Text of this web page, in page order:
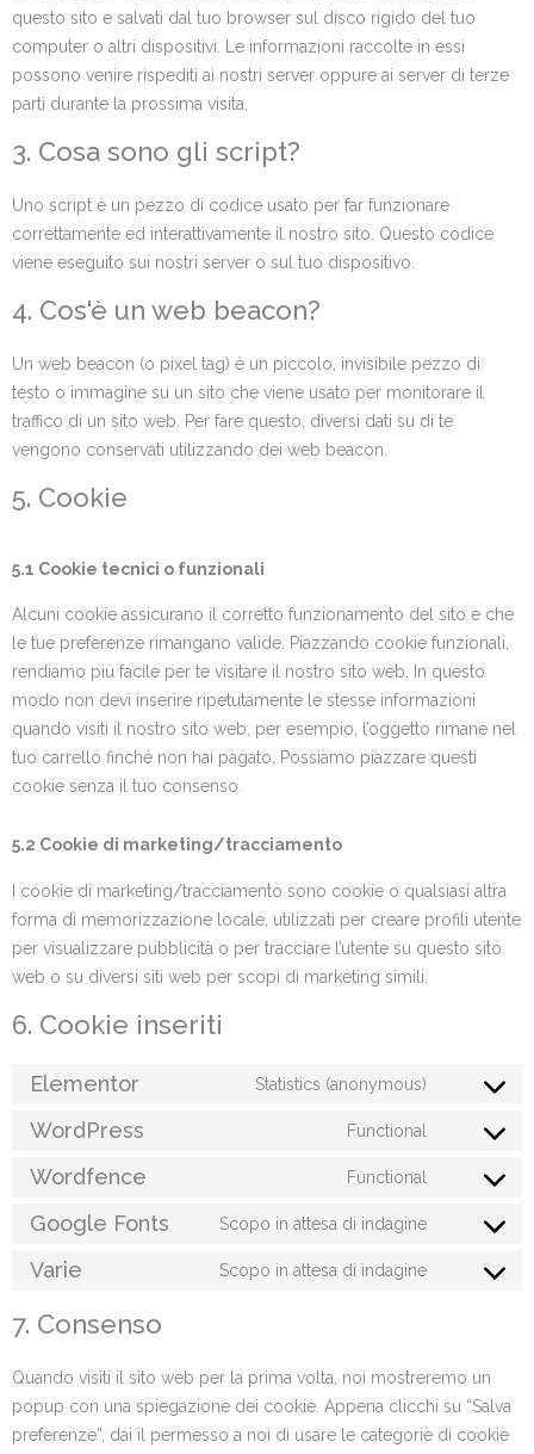
questo sito e salvati dal tuo browser sul disco rigido del tuo
computer o altri dispositivi. Le informazioni raccolte in essi
possono venire rispediti ai nostri server oppure ai server di terze
parti durante la prossima visita.
3. Cosa sono gli script?
Uno script è un pezzo di codice usato per far funzionare
correttamente ed interattivamente il nostro sito. Questo codice
viene eseguito sui nostri server o sul tuo dispositivo.
4. Cos'è un web beacon?
Un web beacon (o pixel tag) è un piccolo, invisibile pezzo di
testo o immagine su un sito che viene usato per monitorare il
traffico di un sito web. Per fare questo, diversi dati su di te
vengono conservati utilizzando dei web beacon.
5. Cookie
5.1 Cookie tecnici o funzionali
Alcuni cookie assicurano il corretto funzionamento del sito e che
le tue preferenze rimangano valide. Piazzando cookie funzionali,
rendiamo più facile per te visitare il nostro sito web. In questo
modo non devi inserire ripetutamente le stesse informazioni
quando visiti il nostro sito web, per esempio, l’oggetto rimane nel
tuo carrello finché non hai pagato. Possiamo piazzare questi
cookie senza il tuo consenso.
5.2 Cookie di marketing/tracciamento
I cookie di marketing/tracciamento sono cookie o qualsiasi altra
forma di memorizzazione locale, utilizzati per creare profili utente
per visualizzare pubblicità o per tracciare l’utente su questo sito
web o su diversi siti web per scopi di marketing simili.
6. Cookie inseriti
Elementor Statistics (anonymous)
WordPress Functional
Wordfence Functional
Google Fonts Scopo in attesa di indagine
Varie Scopo in attesa di indagine
7. Consenso
Quando visiti il sito web per la prima volta, noi mostreremo un
popup con una spiegazione dei cookie. Appena clicchi su “Salva
preferenze”, dai il permesso a noi di usare le categorie di cookie